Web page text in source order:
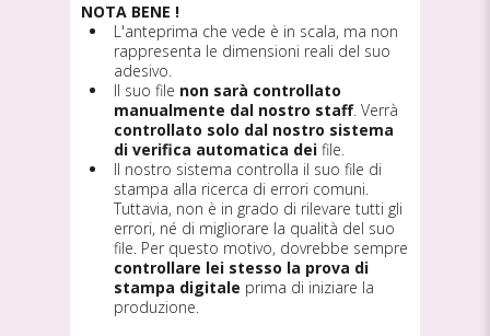
NOTA BENE !
L'anteprima che vede è in scala, ma non
rappresenta le dimensioni reali del suo
adesivo.
Il suo file non sarà controllato
manualmente dal nostro staff. Verrà
controllato solo dal nostro sistema
di verifica automatica dei file.
Il nostro sistema controlla il suo file di
stampa alla ricerca di errori comuni.
Tuttavia, non è in grado di rilevare tutti gli
errori, né di migliorare la qualità del suo
file. Per questo motivo, dovrebbe sempre
controllare lei stesso la prova di
stampa digitale prima di iniziare la
produzione.